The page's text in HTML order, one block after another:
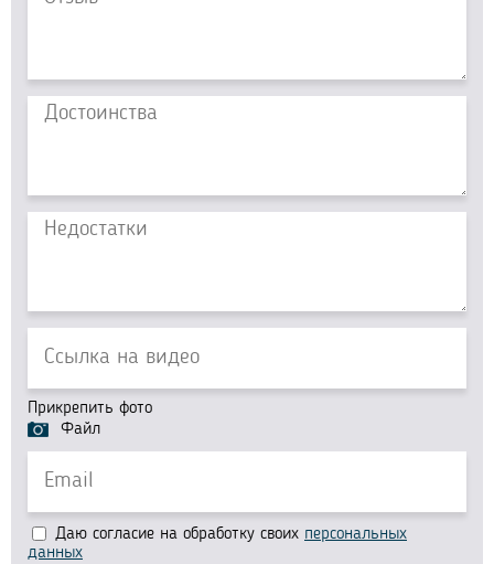
Прикрепить фото
Файл
Даю согласие на обработку своих персональных
данных